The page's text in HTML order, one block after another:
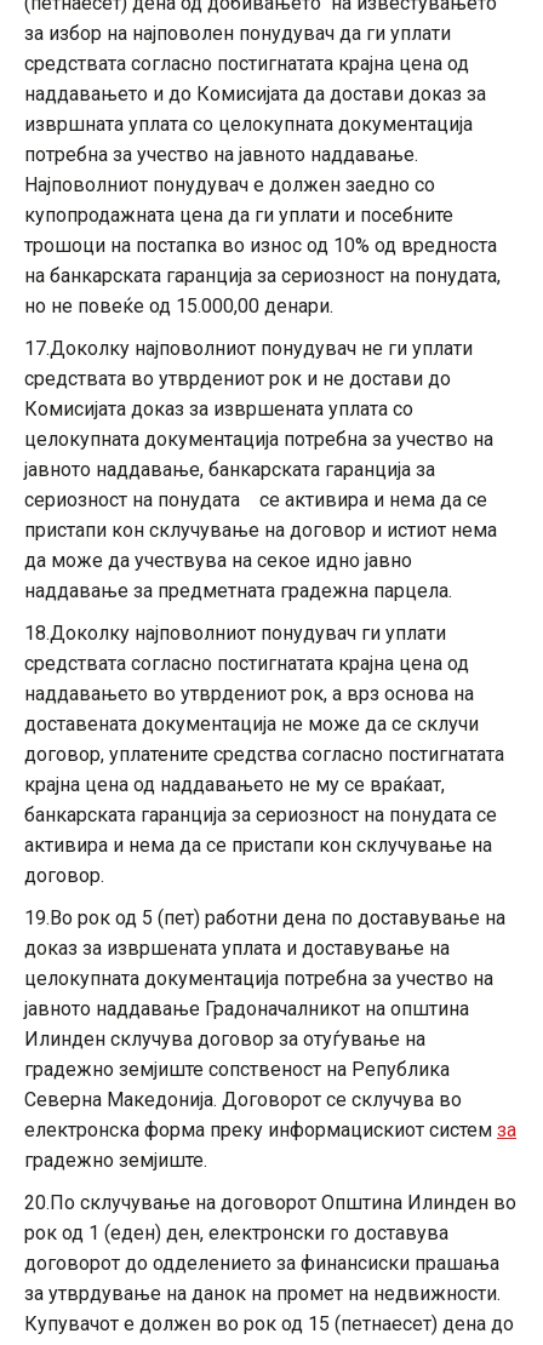
за избор на најповолен понудувач да ги уплати
средствата согласно постигнатата крајна цена од
наддавањето и до Комисијата да достави доказ за
извршната уплата со целокупната документација
потребна за учество на јавното наддавање.
Најповолниот понудувач е должен заедно со
купопродажната цена да ги уплати и посебните
трошоци на постапка во износ од 10% од вредноста
на банкарската гаранција за сериозност на понудата,
но не повеќе од 15.000,00 денари.
17.Доколку најповолниот понудувач не ги уплати
средствата во утврдениот рок и не достави до
Комисијата доказ за извршената уплата со
целокупната документација потребна за учество на
јавното наддавање, банкарската гаранција за
сериозност на понудата се активира и нема да се
пристапи кон склучување на договор и истиот нема
да може да учествува на секое идно јавно
наддавање за предметната градежна парцела.
18.Доколку најповолниот понудувач ги уплати
средствата согласно постигнатата крајна цена од
наддавањето во утврдениот рок, а врз основа на
доставената документација не може да се склучи
договор, уплатените средства согласно постигнатата
крајна цена од наддавањето не му се враќаат,
банкарската гаранција за сериозност на понудата се
активира и нема да се пристапи кон склучување на
договор.
19.Во рок од 5 (пет) работни дена по доставување на
доказ за извршената уплата и доставување на
целокупната документација потребна за учество на
јавното наддавање Градоначалникот на општина
Илинден склучува договор за отуѓување на
градежно земјиште сопственост на Република
Северна Македонија. Договорот се склучува во
електронска форма преку информацискиот систем за
градежно земјиште.
20.По склучување на договорот Општина Илинден во
рок од 1 (еден) ден, електронски го доставува
договорот до одделението за финансиски прашања
за утврдување на данок на промет на недвижности.
Купувачот е должен во рок од 15 (петнаесет) дена до